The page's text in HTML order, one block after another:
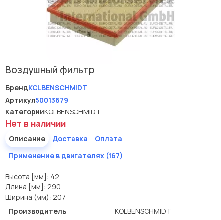
Воздушный фильтр
БрендKOLBENSCHMIDT
Артикул50013679
КатегорииKOLBENSCHMIDT
Нет в наличии
Описание Доставка
Оплата
Применение в двигателях (167)
Высота [мм]: 42
Длина [мм]: 290
Ширина (мм): 207
Производитель
KOLBENSCHMIDT